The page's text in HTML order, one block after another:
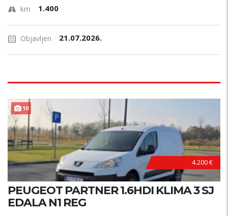
km 1.400
Objavljen 21.07.2026.
10 PRILIKA !
4.200 €
PEUGEOT PARTNER 1.6HDI KLIMA 3 SJ
EDALA N1 REG